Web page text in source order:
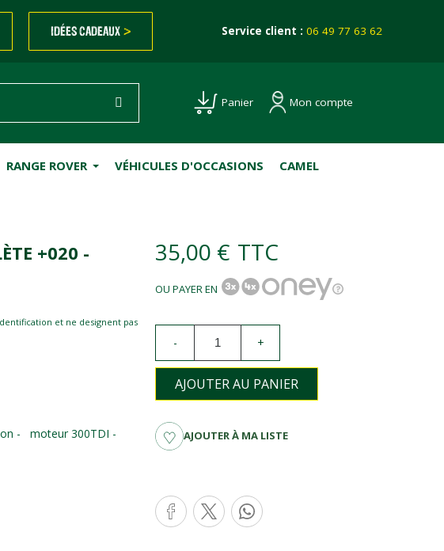
IDÉES CADEAUX > Service client :06 49 77 63 62
Panier Mon compte
RANGE ROVER VÉHICULES D'OCCASIONS CAMEL
+020 -
et ne designent pas
- moteur 300TDI -
35,00 € TTC
OU PAYER EN
- +
AJOUTER AU PANIER
AJOUTER À MA LISTE